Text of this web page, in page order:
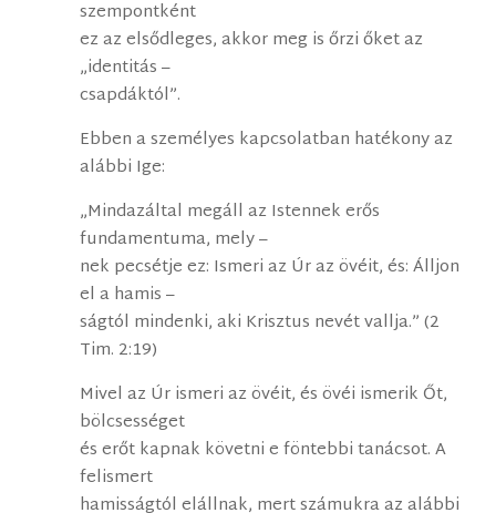
szempontként
ez az elsődleges, akkor meg is őrzi őket az
„identitás –
csapdáktól”.
Ebben a személyes kapcsolatban hatékony az
alábbi Ige:
„Mindazáltal megáll az Istennek erős
fundamentuma, mely –
nek pecsétje ez: Ismeri az Úr az övéit, és: Álljon
el a hamis –
ságtól mindenki, aki Krisztus nevét vallja.” (2
Tim. 2:19)
Mivel az Úr ismeri az övéit, és övéi ismerik Őt,
bölcsességet
és erőt kapnak követni e föntebbi tanácsot. A
felismert
hamisságtól elállnak, mert számukra az alábbi